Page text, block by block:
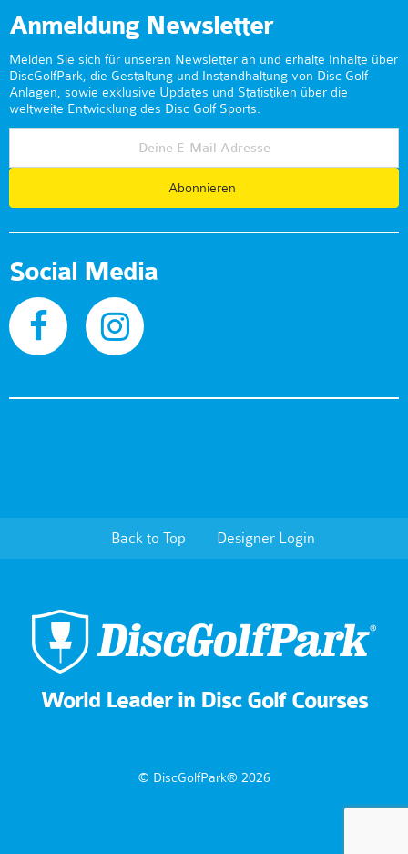
Anmeldung Newsletter
Melden Sie sich für unseren Newsletter an und erhalte Inhalte über
DiscGolfPark, die Gestaltung und Instandhaltung von Disc Golf
Anlagen, sowie exklusive Updates und Statistiken über die
weltweite Entwicklung des Disc Golf Sports.
Abonnieren
Social Media
Back to Top Designer Login
World Leader in Disc Golf Courses
© DiscGolfPark® 2026